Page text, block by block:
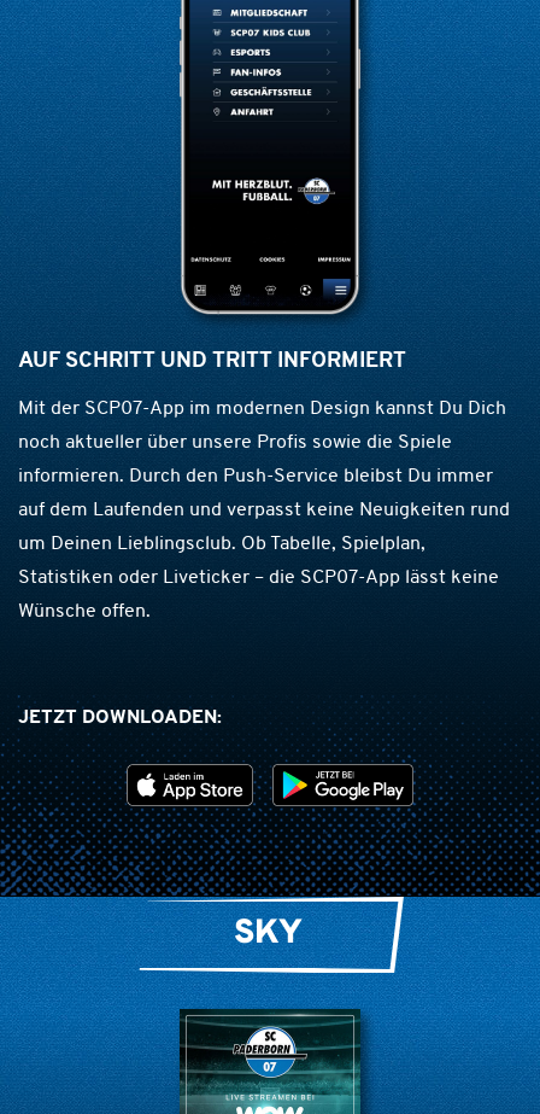
AUF SCHRITT UND TRITT INFORMIERT
Mit der SCP07-App im modernen Design kannst Du Dich
noch aktueller über unsere Profis sowie die Spiele
informieren. Durch den Push-Service bleibst Du immer
auf dem Laufenden und verpasst keine Neuigkeiten rund
um Deinen Lieblingsclub. Ob Tabelle, Spielplan,
Statistiken oder Liveticker – die SCP07-App lässt keine
Wünsche offen.
JETZT DOWNLOADEN:
SKY